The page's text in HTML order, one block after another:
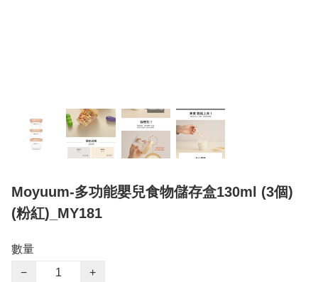
Moyuum-多功能嬰兒食物儲存盒130ml (3個)
(粉紅)_MY181
數量
−
+